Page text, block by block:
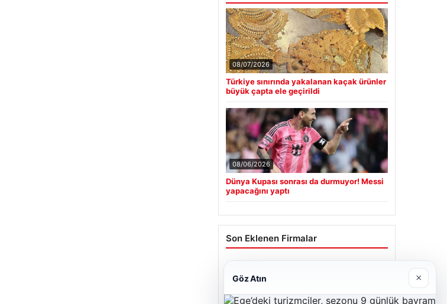
08/07/2026
Türkiye sınırında yakalanan kaçak ürünler
büyük çapta ele geçirildi
08/06/2026
Dünya Kupası sonrası da durmuyor! Messi
yapacağını yaptı
Son Eklenen Firmalar
06/23/2026
Göz Atın ×